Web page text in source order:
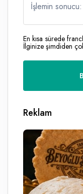
İşlemin
En kısa sürede
İlginize şimdiden
Reklam